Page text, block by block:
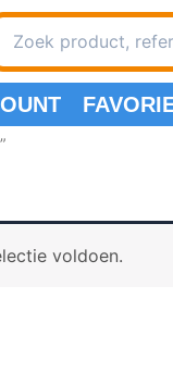
naar:
voldoen.